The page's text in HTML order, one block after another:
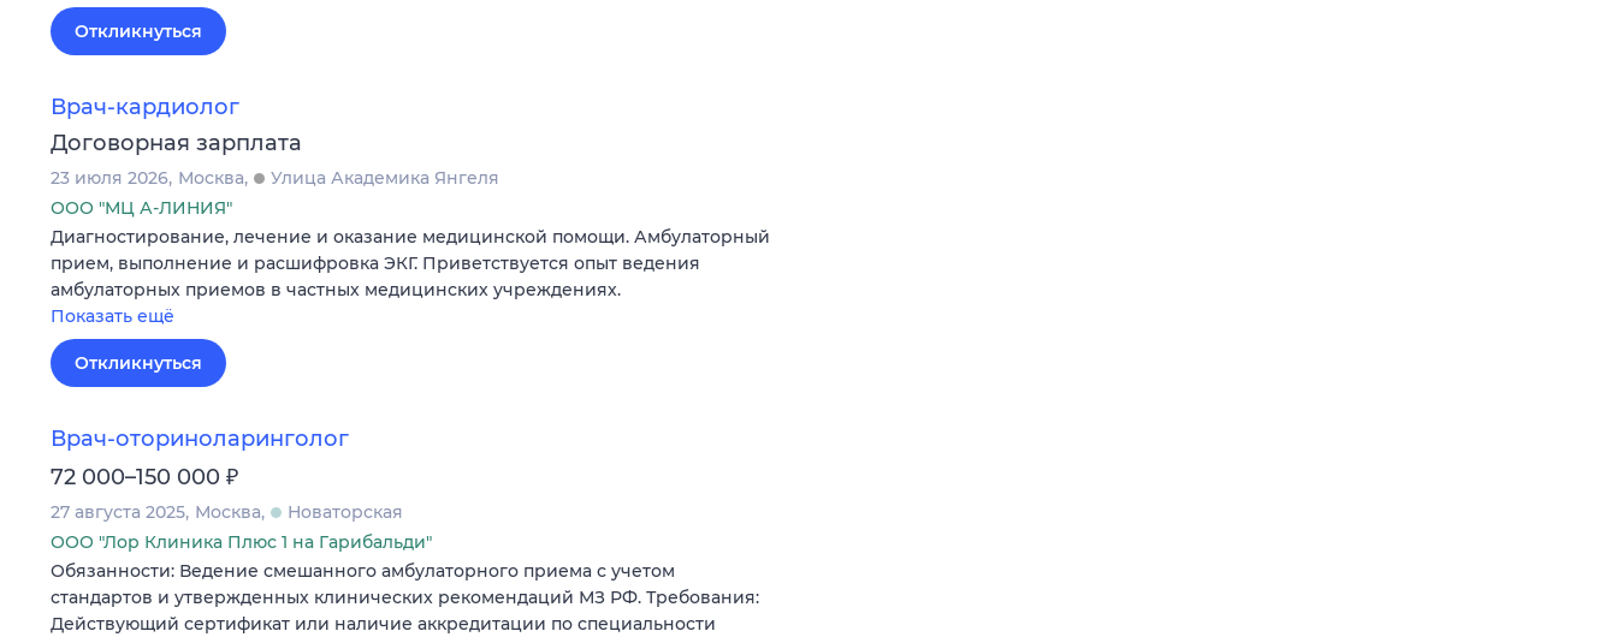
Откликнуться
Врач-кардиолог
Договорная зарплата
23 июля 2026 Москва
Улица Академика Янгеля
ООО "МЦ А-ЛИНИЯ"
Диагностирование, лечение и оказание медицинской помощи. Амбулаторный
прием, выполнение и расшифровка ЭКГ. Приветствуется опыт ведения
амбулаторных приемов в частных медицинских учреждениях.
Показать ещё
Откликнуться
Врач-оториноларинголог
72 000–150 000 ₽
27 августа 2025 Москва
Новаторская
ООО "Лор Клиника Плюс 1 на Гарибальди"
Обязанности: Ведение смешанного амбулаторного приема с учетом
стандартов и утвержденных клинических рекомендаций МЗ РФ. Требования:
Действующий сертификат или наличие аккредитации по специальности